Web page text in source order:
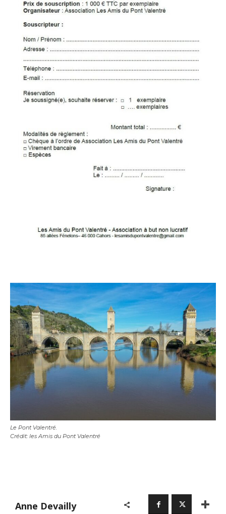
Adresse email*
Adresse email*
Le Pont Valentré.
Crédit: les Amis du Pont Valentré
Anne Devailly